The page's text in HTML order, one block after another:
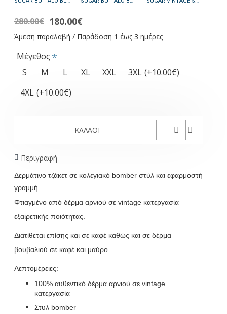
Άμεση παραλαβή / Παράδοση 1 έως 3 ημέρες
180.00€
280.00€
Μέγεθος
S
M L XL XXL 3XL (+10.00€)
4XL (+10.00€)
ΚΑΛΆΘΙ
Περιγραφή
Δερμάτινο τζάκετ σε κολεγιακό bomber στύλ και εφαρμοστή
γραμμή
Φτιαγμένο από δέρμα αρνιού σε vintage κατεργασία
εξαιρετικής ποιότητας.
Διατίθεται επίσης και σε καφέ καθώς και σε δέρμα
βουβαλιού σε καφέ και μαύρο.
Λεπτομέρειες:
100% αυθεντικό δέρμα αρνιού σε vintage
κατεργασία
Στυλ bomber